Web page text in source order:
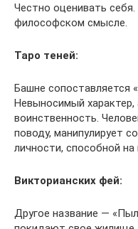
Честно оценивать
философском смысле.
Таро теней:
Башне сопоставляется
Невыносимый характер,
воинственность.
поводу, манипулирует
личности, способной на
Викторианских фей:
Другое название —